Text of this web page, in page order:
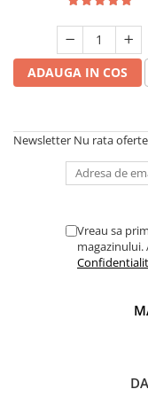
Masti pentru ten si
Tratamente si seruri
Articole igiena
Ser fiziologic si
Masti chirurgicale
ADAUGA IN COS
Newsletter Nu rata
Vreau sa
magazinului.